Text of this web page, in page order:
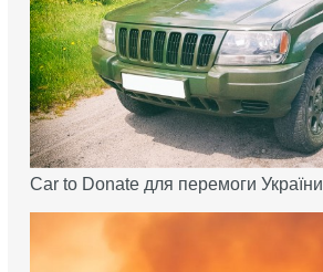
Car to Donate для перемоги України